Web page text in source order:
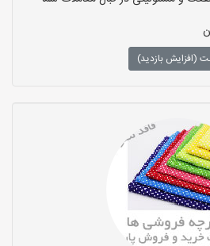
(افزایش بازدید)